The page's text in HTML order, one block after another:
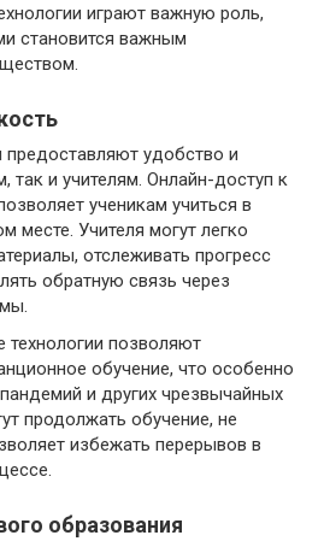
играют важную роль,
становится важным
удобство и
так и учителям. Онлайн-доступ к
ученикам учиться в
месте. Учителя могут легко
отслеживать прогресс
обратную связь через
позволяют
обучение, что особенно
и других чрезвычайных
продолжать обучение, не
избежать перерывов в
образования